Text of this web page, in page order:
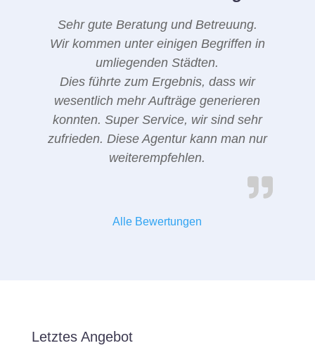
Sehr gute Beratung und Betreuung.
Wir kommen unter einigen Begriffen in
umliegenden Städten.
Dies führte zum Ergebnis, dass wir
wesentlich mehr Aufträge generieren
konnten. Super Service, wir sind sehr
zufrieden. Diese Agentur kann man nur
weiterempfehlen.
Alle Bewertungen
Letztes Angebot